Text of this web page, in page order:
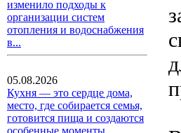
изменило подходы к
организации систем
отопления и водоснабжения
в...
05.08.2026
Кухня — это сердце дома,
место, где собирается семья,
готовится пища и создаются
особенные моменты.